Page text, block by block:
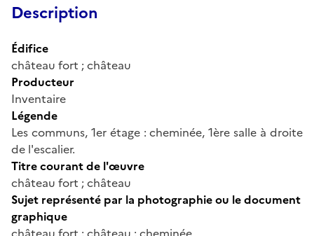
Description
Édifice
château fort ; château
Producteur
Inventaire
Légende
Les communs, 1er étage : cheminée, 1ère salle à droite
de l'escalier.
Titre courant de l'œuvre
château fort ; château
Sujet représenté par la photographie ou le document
graphique